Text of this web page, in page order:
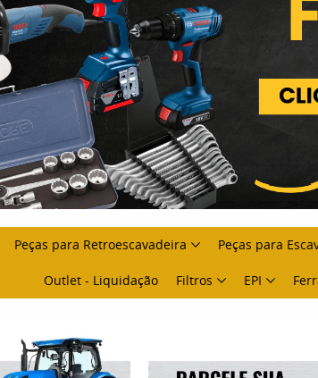
Peças para Retroescavadeira Peças para
Outlet - Liquidação Filtros EPI